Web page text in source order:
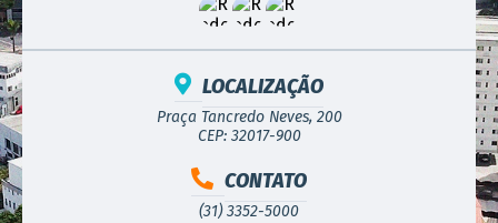
LOCALIZAÇÃO
Praça Tancredo Neves, 200
CEP: 32017-900
CONTATO
(31) 3352-5000